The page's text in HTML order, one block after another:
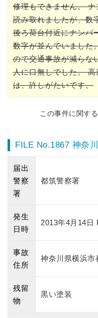
修理もできません。
読み取れましたが、数
後ろ荷台付近にナンバ
数字が並んでいました
ので交通事故が減らな
人に口無しでした。
は、許しがたいです。
この事件に関す
FILE No.1867 神奈
届出
警察
署
都筑警察署
発生
日時
2013年4月14日
事故
住所
神奈川県横浜市
残留
物
黒い塗装